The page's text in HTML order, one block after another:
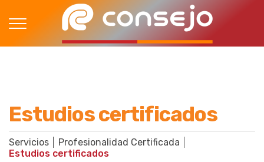
Estudios certificados
Servicios
Profesionalidad Certificada
Estudios certificados